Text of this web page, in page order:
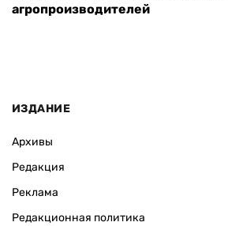
агропроизводителей
ИЗДАНИЕ
Архивы
Редакция
Реклама
Редакционная политика